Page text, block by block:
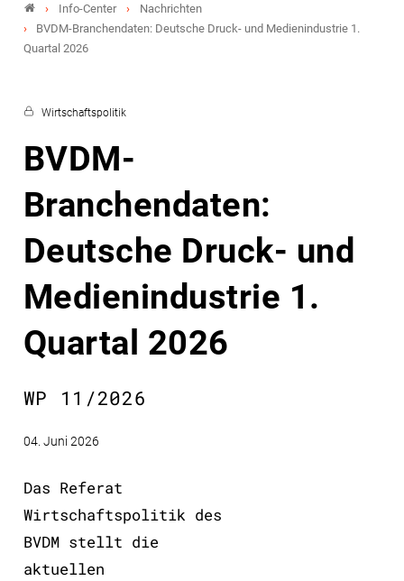
Info-Center
Nachrichten
BVDM-Branchendaten: Deutsche Druck- und Medienindustrie 1.
Quartal 2026
Wirtschaftspolitik
BVDM-
Branchendaten:
Deutsche Druck- und
Medienindustrie 1.
Quartal 2026
WP 11/2026
04. Juni 2026
Das Referat
Wirtschaftspolitik des
BVDM stellt die
aktuellen